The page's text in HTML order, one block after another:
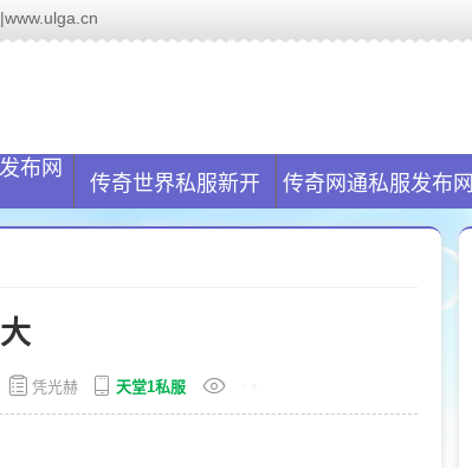
布网
传奇世界私服新开 传奇网通私服发布网
凭光赫 天堂1私服